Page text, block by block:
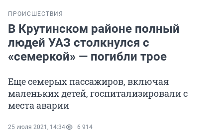
ПРОИСШЕСТВИЯ
В Крутинском районе полный
людей УАЗ столкнулся с
«семеркой» — погибли трое
Еще семерых пассажиров, включая
маленьких детей, госпитализировали с
места аварии
25 июля 2021, 14:34 6 914